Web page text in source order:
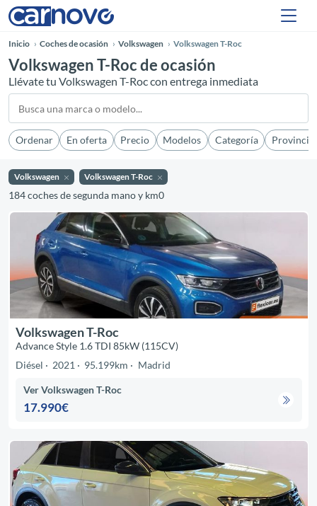
Inicio Coches de ocasión Volkswagen Volkswagen T-Roc
Volkswagen T-Roc de ocasión
Llévate tu Volkswagen T-Roc con entrega inmediata
Ordenar En oferta Precio Modelos Categoría Provincia
Volkswagen Volkswagen T-Roc
184 coches de segunda mano y km0
Volkswagen T-Roc
Advance Style 1.6 TDI 85kW (115CV)
Diésel
2021 95.199km Madrid
Ver Volkswagen T-Roc
17.990€